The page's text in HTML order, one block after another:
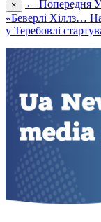
× ← Попередня
«Беверлі Хіллз…
у Теребовлі